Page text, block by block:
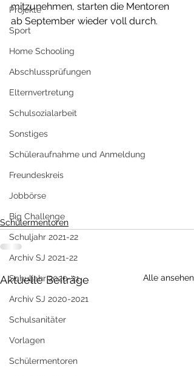
Projekte
Sport
Home Schooling
Abschlussprüfungen
Elternvertretung
Schulsozialarbeit
Sonstiges
Schüleraufnahme und Anmeldung
Freundeskreis
Jobbörse
Big Challenge
Schuljahr 2021-22
Archiv SJ 2021-22
Schuljahr 2020-21
Archiv SJ 2020-2021
Schulsanitäter
Vorlagen
Schülermentoren
mitzunehmen, starten die Mentoren
ab September wieder voll durch.
Schülermentoren
Aktuelle Beiträge Alle ansehen